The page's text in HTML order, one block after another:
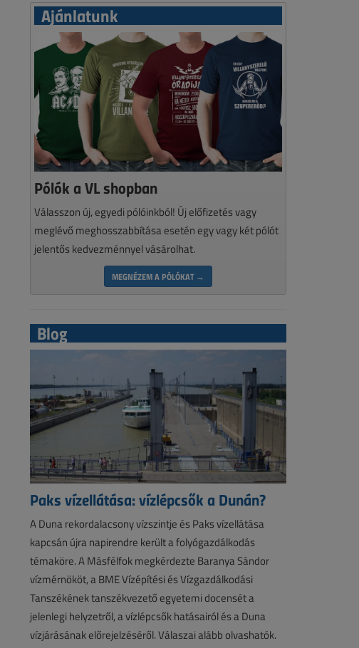
Ajánlatunk
Pólók a VL shopban
Válasszon új, egyedi pólóinkból! Új előfizetés vagy
meglévő meghosszabbítása esetén egy vagy két pólót
jelentős kedvezménnyel vásárolhat.
MEGNÉZEM A PÓLÓKAT →
Blog
Paks vízellátása: vízlépcsők a Dunán?
A Duna rekordalacsony vízszintje és Paks vízellátása
kapcsán újra napirendre került a folyógazdálkodás
témaköre. A Másfélfok megkérdezte Baranya Sándor
vízmérnököt, a BME Vízépítési és Vízgazdálkodási
Tanszékének tanszékvezető egyetemi docensét a
jelenlegi helyzetről, a vízlépcsők hatásairól és a Duna
vízjárásának előrejelzéséről. Válaszai alább olvashatók.